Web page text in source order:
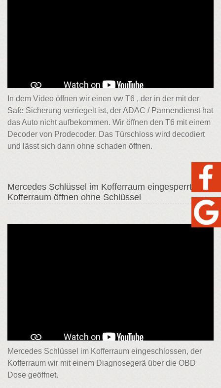
In dem Video öffnen wir einen vw T6 , der in der mit der
Safe Sicherung verriegelt ist, der ADAC / Pannendienst hat
das Auto nicht aufbekommen. Wir öffnen den T6 mit einem
Decoder von Prodecoder. Das Türschloss wird decodiert
und lässt sich dann ohne schaden öffnen.
Mercedes Schlüssel im Kofferraum eingesperrt -
Kofferraum öffnen ohne Schlüssel
Mercedes Schlüssel im Kofferraum eingeschlossen, der
Kofferraum wir mit einem Diagnosegerä über die OBD
Dose geöffnet.